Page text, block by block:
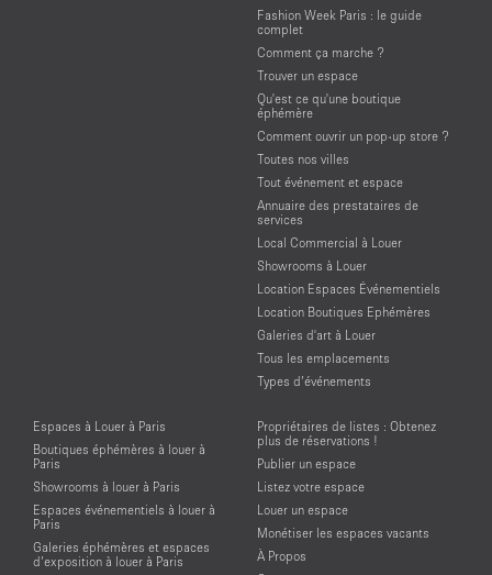
Fashion Week Paris : le guide
complet
Comment ça marche ?
Trouver un espace
Qu'est ce qu'une boutique
éphémère
Comment ouvrir un pop-up store ?
Toutes nos villes
Tout événement et espace
Annuaire des prestataires de
services
Local Commercial à Louer
Showrooms à Louer
Location Espaces Événementiels
Location Boutiques Ephémères
Galeries d'art à Louer
Tous les emplacements
Types d’événements
Espaces à Louer à Paris
Boutiques éphémères à louer à
Paris
Showrooms à louer à Paris
Espaces événementiels à louer à
Paris
Galeries éphémères et espaces
d’exposition à louer à Paris
Propriétaires de listes : Obtenez
plus de réservations !
Publier un espace
Listez votre espace
Louer un espace
Monétiser les espaces vacants
À Propos